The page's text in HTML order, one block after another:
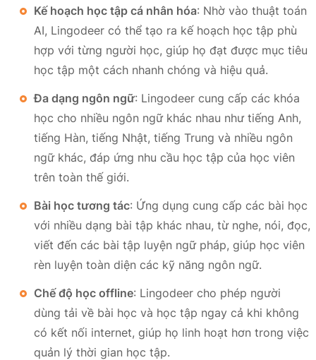
Kế hoạch học tập cá nhân hóa: Nhờ vào thuật toán
AI, Lingodeer có thể tạo ra kế hoạch học tập phù
hợp với từng người học, giúp họ đạt được mục tiêu
học tập một cách nhanh chóng và hiệu quả.
Đa dạng ngôn ngữ: Lingodeer cung cấp các khóa
học cho nhiều ngôn ngữ khác nhau như tiếng Anh,
tiếng Hàn, tiếng Nhật, tiếng Trung và nhiều ngôn
ngữ khác, đáp ứng nhu cầu học tập của học viên
trên toàn thế giới.
Bài học tương tác: Ứng dụng cung cấp các bài học
với nhiều dạng bài tập khác nhau, từ nghe, nói, đọc,
viết đến các bài tập luyện ngữ pháp, giúp học viên
rèn luyện toàn diện các kỹ năng ngôn ngữ.
Chế độ học offline: Lingodeer cho phép người
dùng tải về bài học và học tập ngay cả khi không
có kết nối internet, giúp họ linh hoạt hơn trong việc
quản lý thời gian học tập.